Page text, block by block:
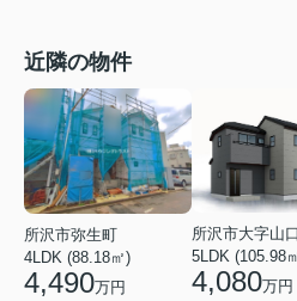
近隣の物件
所沢市弥生町
4LDK (88.18㎡)
4,490万円
所沢市大字山口
5LDK (105.98
4,080万円